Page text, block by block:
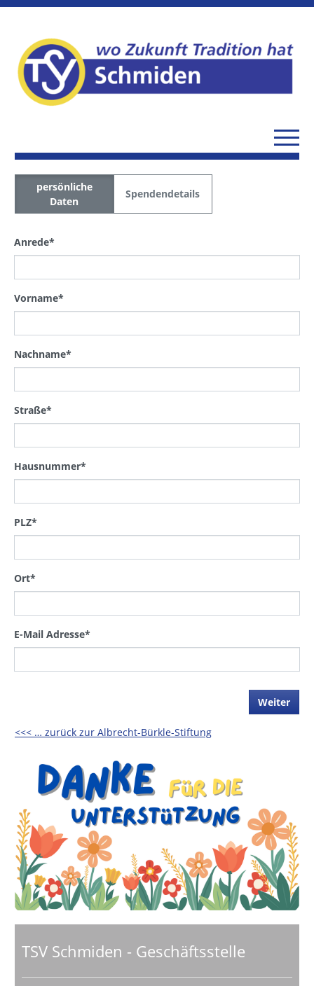
persönliche
Daten
Spendendetails
Anrede*
Vorname*
Nachname*
Straße*
Hausnummer*
PLZ*
Ort*
E-Mail Adresse*
Weiter
<<< … zurück zur Albrecht-Bürkle-Stiftung
TSV Schmiden - Geschäftsstelle